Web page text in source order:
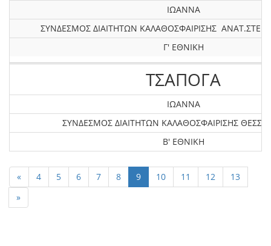
ΙΩΑΝΝΑ
ΣΥΝΔΕΣΜΟΣ ΔΙΑΙΤΗΤΩΝ ΚΑΛΑΘΟΣΦΑΙΡΙΣΗΣ
Γ' ΕΘΝΙΚΗ
ΤΣΑΠΟΓΑ
ΙΩΑΝΝΑ
ΣΥΝΔΕΣΜΟΣ ΔΙΑΙΤΗΤΩΝ ΚΑΛΑΘΟΣΦΑΙΡΙΣΗΣ
Β' ΕΘΝΙΚΗ
« 4 5 6 7 8 9 10 11 12
13
»